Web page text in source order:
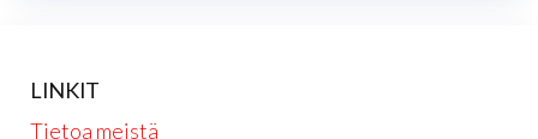
LINKIT
Tietoa meistä